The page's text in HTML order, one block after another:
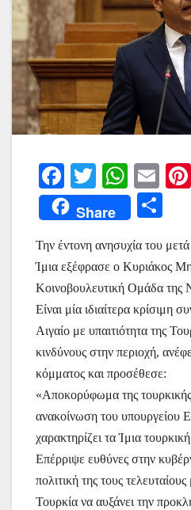
F
a
c
e
b
o
o
k
T
w
itt
er
W
h
at
s
A
p
p
E
m
ai
l
Share
ρ
α
σ
τε
ίτ
ε
Την έντονη ανησυχία του μετά
Ίμια εξέφρασε ο Κυριάκος
Κοινοβουλευτική Ομάδα της
Είναι μία ιδιαίτερα κρίσιμη
Αιγαίο με υπαιτιότητα της
κινδύνους στην περιοχή,
κόμματος και προσέθεσε:
«Αποκορύφωμα της τουρκικής
ανακοίνωση του υπουργείου
χαρακτηρίζει τα Ίμια
Επέρριψε ευθύνες στην
πολιτική της τους
Τουρκία να αυξάνει την